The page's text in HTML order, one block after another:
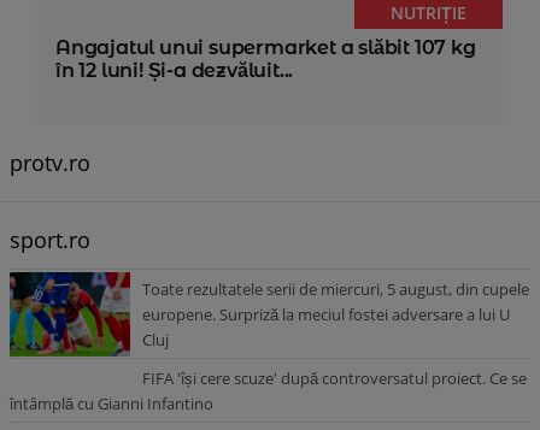
NUTRIȚIE
Angajatul unui supermarket a slăbit 107 kg
în 12 luni! Și-a dezvăluit...
protv.ro
sport.ro
Toate rezultatele serii de miercuri, 5 august, din cupele
europene. Surpriză la meciul fostei adversare a lui U
Cluj
FIFA 'își cere scuze' după controversatul proiect. Ce se
întâmplă cu Gianni Infantino